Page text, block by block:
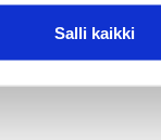
Salli kaikki